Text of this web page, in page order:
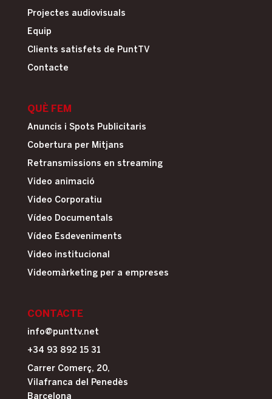
Projectes audiovisuals
Equip
Clients satisfets de PuntTV
Contacte
QUÈ FEM
Anuncis i Spots Publicitaris
Cobertura per Mitjans
Retransmissions en streaming
Video animació
Video Corporatiu
Vídeo Documentals
Vídeo Esdeveniments
Video institucional
Videomàrketing per a empreses
CONTACTE
info@punttv.net
+34 93 892 15 31
Carrer Comerç, 20,
Vilafranca del Penedès
Barcelona